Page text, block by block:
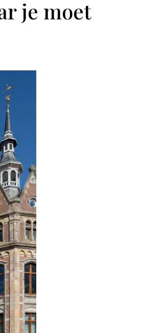
je moet